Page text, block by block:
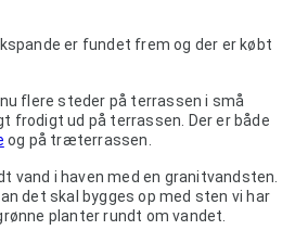
er fundet frem og der er købt
flere steder på terrassen i små
frodigt ud på terrassen. Der er både
og på træterrassen.
vand i haven med en granitvandsten.
det skal bygges op med sten vi har
planter rundt om vandet.